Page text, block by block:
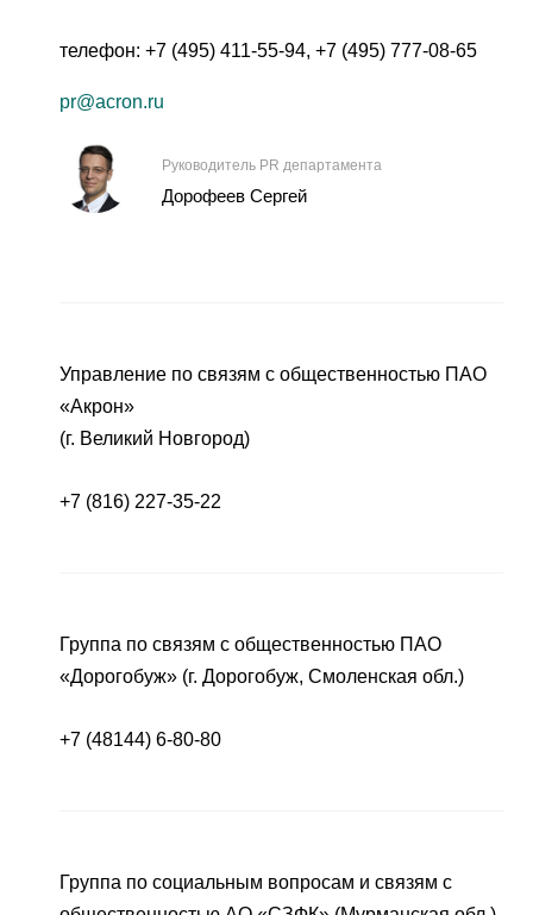
телефон: +7 (495) 411-55-94, +7 (495) 777-08-65
pr@acron.ru
Руководитель PR департамента
Дорофеев Сергей
Управление по связям с общественностью ПАО
«Акрон»
(г. Великий Новгород)
+7 (816) 227-35-22
Группа по связям с общественностью ПАО
«Дорогобуж» (г. Дорогобуж, Смоленская обл.)
+7 (48144) 6-80-80
Группа по социальным вопросам и связям с